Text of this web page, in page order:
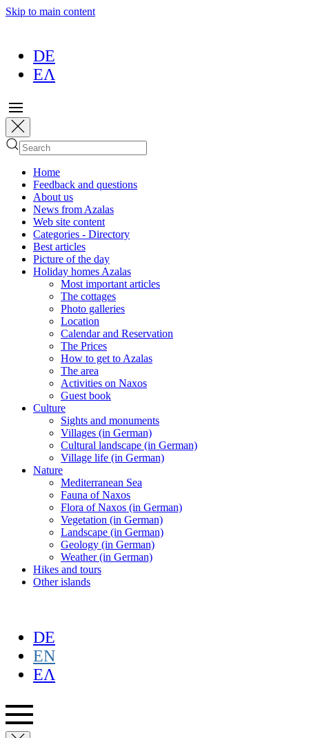
Skip to main content
DE
ΕΛ
Home
Feedback and questions
About us
News from Azalas
Web site content
Categories - Directory
Best articles
Picture of the day
Holiday homes Azalas
Most important articles
The cottages
Photo galleries
Location
Calendar and Reservation
The Prices
How to get to Azalas
The area
Activities on Naxos
Guest book
Culture
Sights and monuments
Villages (in German)
Cultural landscape (in German)
Village life (in German)
Nature
Mediterranean Sea
Fauna of Naxos
Flora of Naxos (in German)
Vegetation (in German)
Landscape (in German)
Geology (in German)
Weather (in German)
Hikes and tours
Other islands
DE
EN
ΕΛ